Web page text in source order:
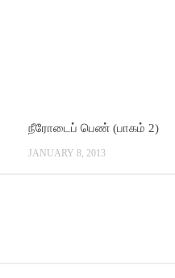
நீரோடைப் பெண் (பாகம் 2)
JANUARY 8, 2013